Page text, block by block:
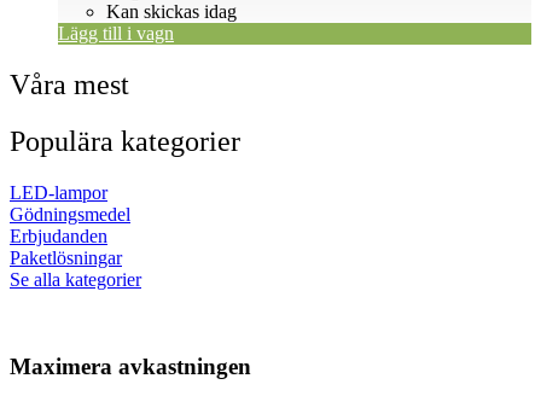
priset
var:
priset
Kan skickas idag
Lägg till i vagn
Våra mest
Populära kategorier
LED-lampor
Gödningsmedel
Erbjudanden
Paketlösningar
Se alla kategorier
Maximera avkastningen